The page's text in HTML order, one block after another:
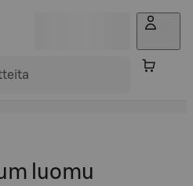
luomu